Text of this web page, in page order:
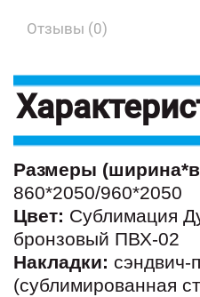
Отзывы (0)
Размеры
860*2050/960*2050
Цвет: Сублимация
бронзовый ПВХ-02
Накладки: сэндвич-
(сублимированная